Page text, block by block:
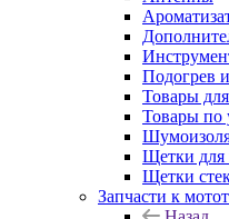
Подогрев
Товары
Товары по
Щетки для
Щетки
Запчасти к